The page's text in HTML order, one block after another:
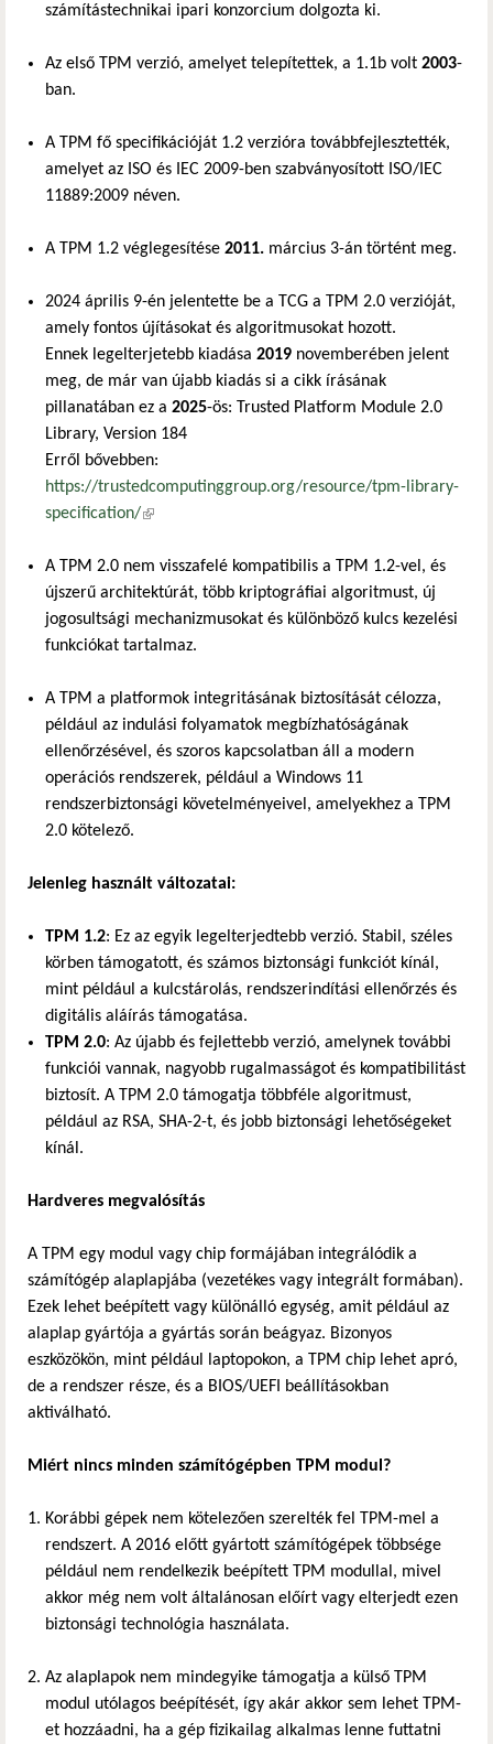
számítástechnikai ipari konzorcium dolgozta ki.
Az első TPM verzió, amelyet telepítettek, a 1.1b volt 2003-
ban.
A TPM fő specifikációját 1.2 verzióra továbbfejlesztették,
amelyet az ISO és IEC 2009-ben szabványosított ISO/IEC
11889:2009 néven.
A TPM 1.2 véglegesítése 2011. március 3-án történt meg.
2024 április 9-én jelentette be a TCG a TPM 2.0 verzióját,
amely fontos újításokat és algoritmusokat hozott.
Ennek legelterjetebb kiadása 2019 novemberében jelent
meg, de már van újabb kiadás si a cikk írásának
pillanatában ez a 2025-ös: Trusted Platform Module 2.0
Library, Version 184
Erről bővebben:
https://trustedcomputinggroup.org/resource/tpm-library-
specification/(külső hivatkozás)
A TPM 2.0 nem visszafelé kompatibilis a TPM 1.2-vel, és
újszerű architektúrát, több kriptográfiai algoritmust, új
jogosultsági mechanizmusokat és különböző kulcs kezelési
funkciókat tartalmaz.
A TPM a platformok integritásának biztosítását célozza,
például az indulási folyamatok megbízhatóságának
ellenőrzésével, és szoros kapcsolatban áll a modern
operációs rendszerek, például a Windows 11
rendszerbiztonsági követelményeivel, amelyekhez a TPM
2.0 kötelező.
Jelenleg használt változatai:
TPM 1.2: Ez az egyik legelterjedtebb verzió. Stabil, széles
körben támogatott, és számos biztonsági funkciót kínál,
mint például a kulcstárolás, rendszerindítási ellenőrzés és
digitális aláírás támogatása.
TPM 2.0: Az újabb és fejlettebb verzió, amelynek további
funkciói vannak, nagyobb rugalmasságot és kompatibilitást
biztosít. A TPM 2.0 támogatja többféle algoritmust,
például az RSA, SHA-2-t, és jobb biztonsági lehetőségeket
kínál.
Hardveres megvalósítás
A TPM egy modul vagy chip formájában integrálódik a
számítógép alaplapjába (vezetékes vagy integrált formában).
Ezek lehet beépített vagy különálló egység, amit például az
alaplap gyártója a gyártás során beágyaz. Bizonyos
eszközökön, mint például laptopokon, a TPM chip lehet apró,
de a rendszer része, és a BIOS/UEFI beállításokban
aktiválható.
Miért nincs minden számítógépben TPM modul?
Korábbi gépek nem kötelezően szerelték fel TPM-mel a
rendszert. A 2016 előtt gyártott számítógépek többsége
például nem rendelkezik beépített TPM modullal, mivel
akkor még nem volt általánosan előírt vagy elterjedt ezen
biztonsági technológia használata.
Az alaplapok nem mindegyike támogatja a külső TPM
modul utólagos beépítését, így akár akkor sem lehet TPM-
et hozzáadni, ha a gép fizikailag alkalmas lenne futtatni